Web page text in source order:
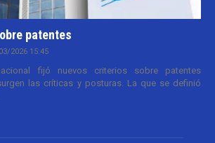
patentes
2026 15:45
fijó nuevos criterios sobre patentes
las críticas y posturas. La que se definió